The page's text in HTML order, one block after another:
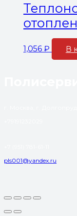
1,056 ₽ В
pls001@yandex.ru